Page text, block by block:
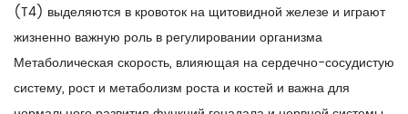
(T4) выделяются в кровоток на щитовидной железе и играют
жизненно важную роль в регулировании организма
Метаболическая скорость, влияющая на сердечно-сосудистую
систему, рост и метаболизм роста и костей и важна для